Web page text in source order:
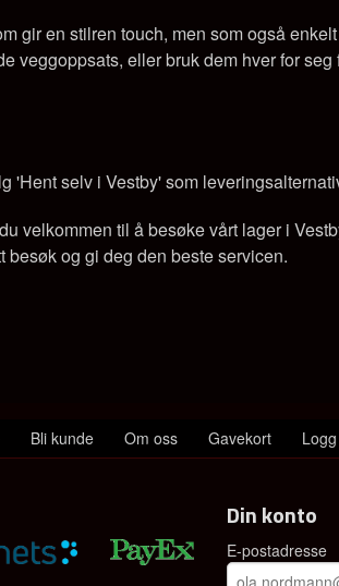
gir en stilren touch, men som også
veggoppsats, eller bruk dem hver for
'Hent selv i Vestby' som
velkommen til å besøke vårt lager i
besøk og gi deg den beste servicen.
Bli kunde Om oss Gavekort
Din konto
E-postadresse